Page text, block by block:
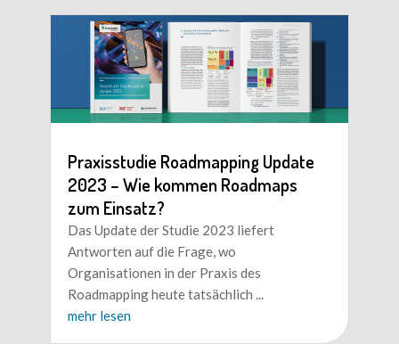
Praxisstudie Roadmapping Update
2023 – Wie kommen Roadmaps
zum Einsatz?
Das Update der Studie 2023 liefert
Antworten auf die Frage, wo
Organisationen in der Praxis des
Roadmapping heute tatsächlich ...
mehr lesen